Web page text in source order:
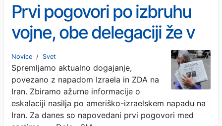
Prvi pogovori po izbruhu
vojne, obe delegaciji že v
Islamabadu
Novice / Svet
Spremljamo aktualno dogajanje,
povezano z napadom Izraela in ZDA na
Iran. Zbiramo ažurne informacije o
eskalaciji nasilja po ameriško-izraelskem napadu na
Iran. Za danes so napovedani prvi pogovori med